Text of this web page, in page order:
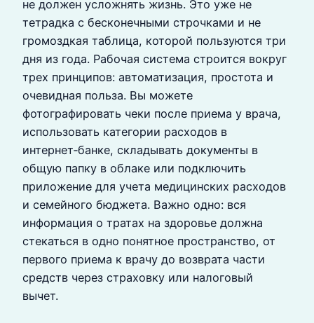
не должен усложнять жизнь. Это уже не
тетрадка с бесконечными строчками и не
громоздкая таблица, которой пользуются три
дня из года. Рабочая система строится вокруг
трех принципов: автоматизация, простота и
очевидная польза. Вы можете
фотографировать чеки после приема у врача,
использовать категории расходов в
интернет‑банке, складывать документы в
общую папку в облаке или подключить
приложение для учета медицинских расходов
и семейного бюджета. Важно одно: вся
информация о тратах на здоровье должна
стекаться в одно понятное пространство, от
первого приема к врачу до возврата части
средств через страховку или налоговый
вычет.